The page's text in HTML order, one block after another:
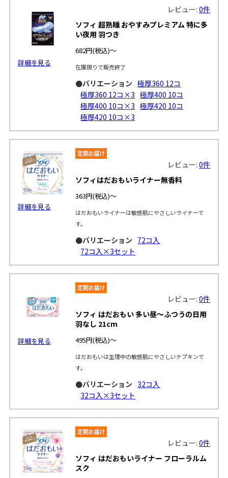
詳細を見る
レビュー:0件
ソフィ 超熟睡 おやすみプレミアム 特に多
い夜用 羽つき
682円(税込)～
在庫限りで販売終了
●バリエーション 極厚360 12コ
極厚360 12コ×3 極厚400 10コ
極厚400 10コ×3 極厚420 10コ
極厚420 10コ×3
詳細を見る
レビュー:0件
ソフィはだおもいライナー無香料
363円(税込)～
はだおもいライナーは敏感肌にやさしいライナーで
す。
●バリエーション 72コ入
72コ入×3セット
詳細を見る
レビュー:0件
ソフィ はだおもい 多い昼～ふつうの日用
羽なし 21cm
495円(税込)～
はだおもいは生理中の敏感肌にやさしいナプキンで
す。
●バリエーション 32コ入
32コ入×3セット
レビュー:0件
ソフィ はだおもいライナー フローラルム
スク